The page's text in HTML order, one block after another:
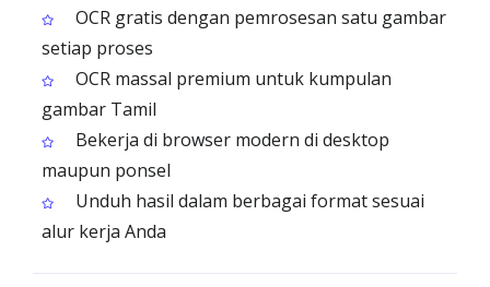
OCR gratis dengan pemrosesan satu gambar
setiap proses
OCR massal premium untuk kumpulan
gambar Tamil
Bekerja di browser modern di desktop
maupun ponsel
Unduh hasil dalam berbagai format sesuai
alur kerja Anda